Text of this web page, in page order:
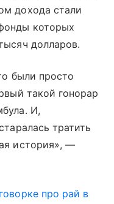
дохода стали
которых
долларов.
были просто
такой гонорар
И,
тратить
история», —
про рай в